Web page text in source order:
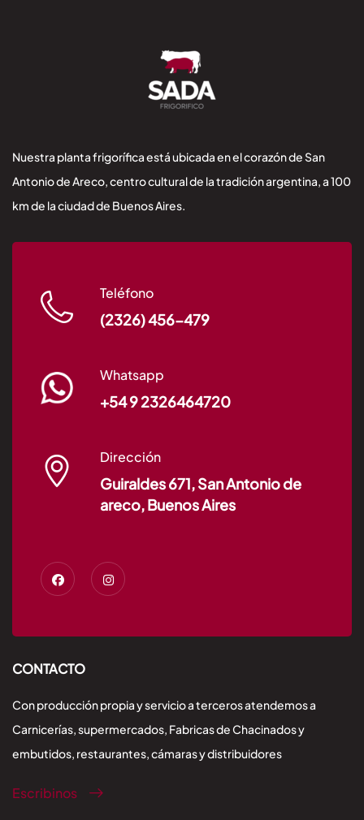
Nuestra planta frigorífica está ubicada en el corazón de San
Antonio de Areco, centro cultural de la tradición argentina, a 100
km de la ciudad de Buenos Aires.
Teléfono
(2326) 456-479
Whatsapp
+54 9 2326464720
Dirección
Guiraldes 671, San Antonio de
areco, Buenos Aires
CONTACTO
Con producción propia y servicio a terceros atendemos a
Carnicerías, supermercados, Fabricas de Chacinados y
embutidos, restaurantes, cámaras y distribuidores
Escribinos